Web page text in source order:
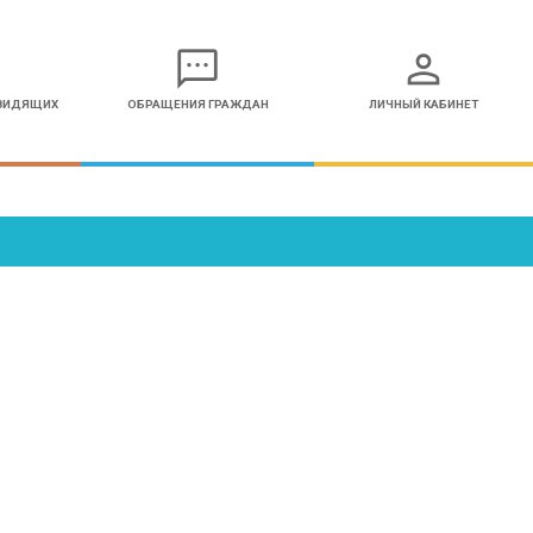
sms
ОБРАЩЕНИЯ ГРАЖДАН
person
ЛИЧНЫЙ КАБИНЕТ